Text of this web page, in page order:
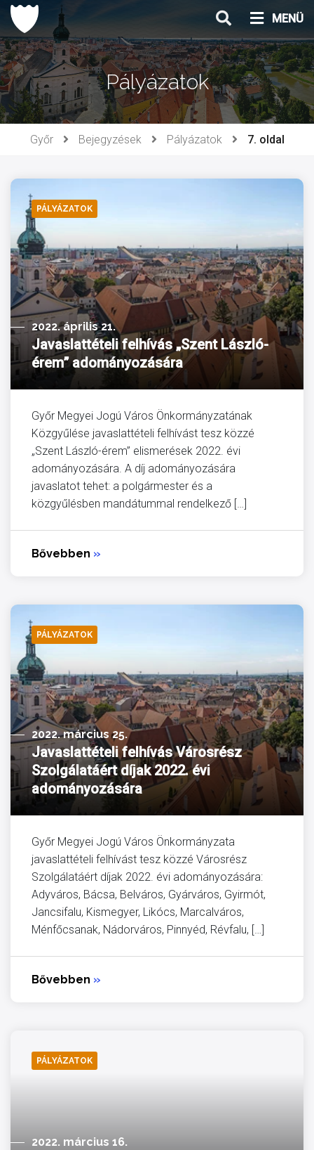
Ugrás
tartalomhoz
MENÜ
Pályázatok
Győr Bejegyzések Pályázatok 7. oldal
PÁLYÁZATOK
2022. április 21.
Javaslattételi felhívás „Szent László-
érem” adományozására
Győr Megyei Jogú Város Önkormányzatának
Közgyűlése javaslattételi felhívást tesz közzé
„Szent László-érem” elismerések 2022. évi
adományozására. A díj adományozására
javaslatot tehet: a polgármester és a
közgyűlésben mandátummal rendelkező […]
Bővebben »
PÁLYÁZATOK
2022. március 25.
Javaslattételi felhívás Városrész
Szolgálatáért díjak 2022. évi
adományozására
Győr Megyei Jogú Város Önkormányzata
javaslattételi felhívást tesz közzé Városrész
Szolgálatáért díjak 2022. évi adományozására:
Adyváros, Bácsa, Belváros, Gyárváros, Gyirmót,
Jancsifalu, Kismegyer, Likócs, Marcalváros,
Ménfőcsanak, Nádorváros, Pinnyéd, Révfalu, […]
Bővebben »
PÁLYÁZATOK
2022. március 16.